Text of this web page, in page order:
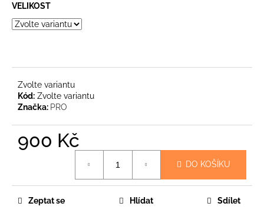
VELIKOST
Zvolte variantu
Kód: Zvolte variantu
Značka: PRO
900 Kč
DO KOŠÍKU
Zeptat se Hlídat Sdílet
r
u
č
m
e
OPS
SPORT
VYZTUŽENÉ
PONOŽKY